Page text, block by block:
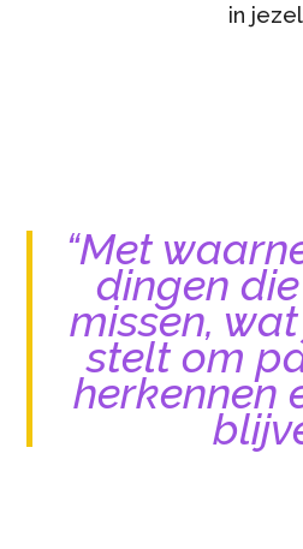
in
“Met
dingen
missen,
stelt om
herkennen